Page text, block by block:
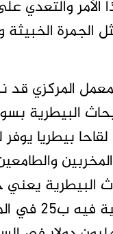
الأمر
الخبيثة
المركزي
البيطرية
القومي